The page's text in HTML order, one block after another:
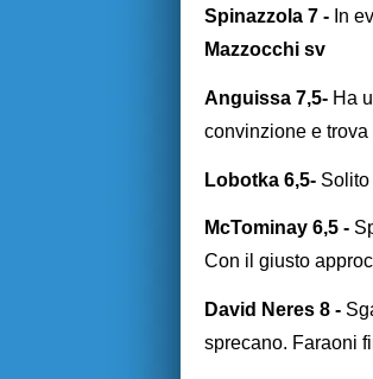
Spinazzola 7 - In
Mazzocchi sv
Anguissa 7,5- Ha
convinzione e
Lobotka 6,5-
McTominay 6,5 -
Con il giusto
David Neres 8 -
sprecano. Faraoni